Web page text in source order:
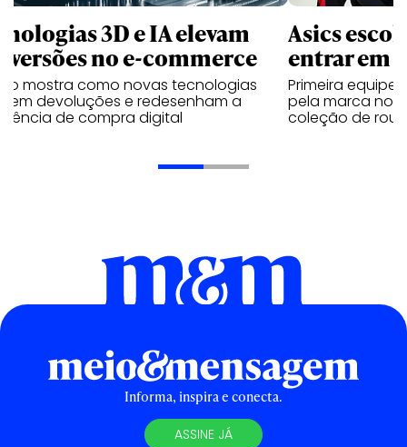
3D e IA elevam
no e-commerce
mostra como novas tecnologias
devoluções e redesenham a
de compra digital
Asics
entrar em
Primeira
pela marca no
coleção de
Informa, inspira e conecta.
ASSINE JÁ